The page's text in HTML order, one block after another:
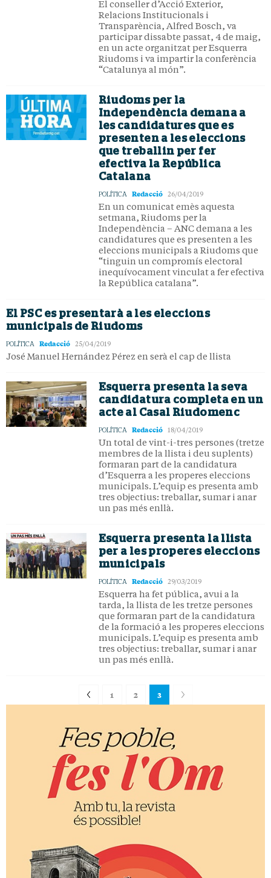
El conseller d’Acció Exterior,
Relacions Institucionals i
Transparència, Alfred Bosch, va
participar dissabte passat, 4 de maig,
en un acte organitzat per Esquerra
Riudoms i va impartir la conferència
“Catalunya al món”.
Riudoms per la
Independència demana a
les candidatures que es
presenten a les eleccions
que treballin per fer
efectiva la República
Catalana
POLÍTICA Redacció 26/04/2019
En un comunicat emès aquesta
setmana, Riudoms per la
Independència – ANC demana a les
candidatures que es presenten a les
eleccions municipals a Riudoms que
“tinguin un compromís electoral
inequívocament vinculat a fer efectiva
la República catalana”.
El PSC es presentarà a les eleccions
municipals de Riudoms
POLÍTICA Redacció 25/04/2019
José Manuel Hernández Pérez en serà el cap de llista
Esquerra presenta la seva
candidatura completa en un
acte al Casal Riudomenc
POLÍTICA Redacció 18/04/2019
Un total de vint-i-tres persones (tretze
membres de la llista i deu suplents)
formaran part de la candidatura
d’Esquerra a les properes eleccions
municipals. L’equip es presenta amb
tres objectius: treballar, sumar i anar
un pas més enllà.
Esquerra presenta la llista
per a les properes eleccions
municipals
POLÍTICA Redacció 29/03/2019
Esquerra ha fet pública, avui a la
tarda, la llista de les tretze persones
que formaran part de la candidatura
de la formació a les properes eleccions
municipals. L’equip es presenta amb
tres objectius: treballar, sumar i anar
un pas més enllà.
1 2 3